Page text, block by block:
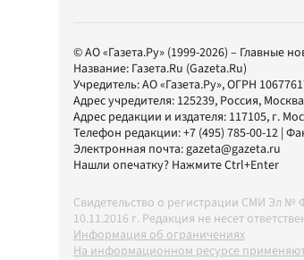
© АО «Газета.Ру» (1999-2026) – Главные
Название: Газета.Ru (Gazeta.Ru)
Учредитель:АО «Газета.Ру», ОГРН
Адрес учредителя: 125239, Россия,
Адрес редакции и издателя: 117105, г.
Телефон редакции:+7 (495) 785-00-12 |
Электронная почта:gazeta@gazeta.ru
Нашли опечатку? Нажмите Ctrl+Enter
Свидетельство о регистрации СМИ Эл
10.11.2016 г. Редакция не несет
Информация об ограничениях
На информационном ресурсе